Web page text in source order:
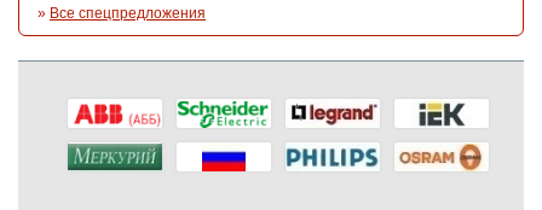
» Все спецпредложения